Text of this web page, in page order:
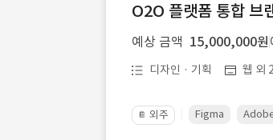
O2O 플랫폼 통합 브
예상 금액 15,000,000원
디자인 · 기획 웹 외
📔 외주 Figma